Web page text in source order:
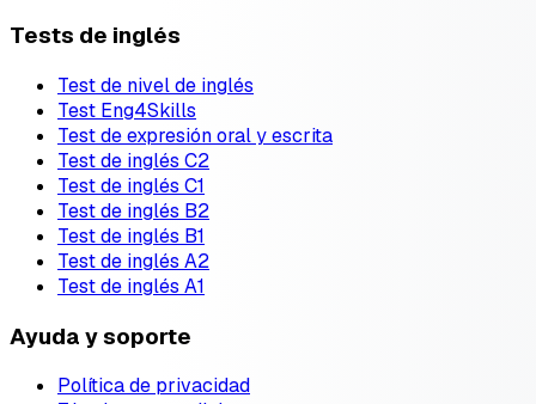
Tests de inglés
Test de nivel de inglés
Test Eng4Skills
Test de expresión oral y escrita
Test de inglés C2
Test de inglés C1
Test de inglés B2
Test de inglés B1
Test de inglés A2
Test de inglés A1
Ayuda y soporte
Política de privacidad